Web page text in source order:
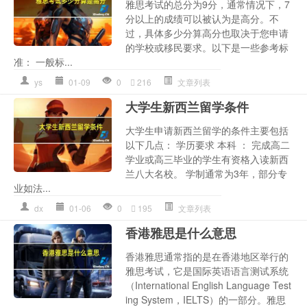
雅思考试的总分为9分，通常情况下，7
分以上的成绩可以被认为是高分。不
过，具体多少分算高分也取决于您申请
的学校或移民要求。以下是一些参考标
准： 一般标...
ys 01-09 0 216 文章列表
大学生新西兰留学条件
大学生申请新西兰留学的条件主要包括
以下几点： 学历要求 本科 ： 完成高二
学业或高三毕业的学生有资格入读新西
兰八大名校。 学制通常为3年，部分专
业如法...
dx 01-06 0 195 文章列表
香港雅思是什么意思
香港雅思通常指的是在香港地区举行的
雅思考试，它是国际英语语言测试系统
（International English Language Test
ing System，IELTS）的一部分。雅思